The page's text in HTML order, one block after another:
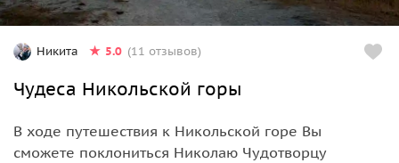
Никита 5.0 (11 отзывов)
Чудеса Никольской горы
В ходе путешествия к Никольской горе Вы
сможете поклониться Николаю Чудотворцу